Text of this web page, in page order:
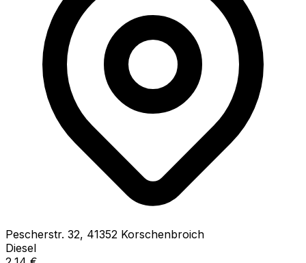
Pescherstr. 32, 41352 Korschenbroich
Diesel